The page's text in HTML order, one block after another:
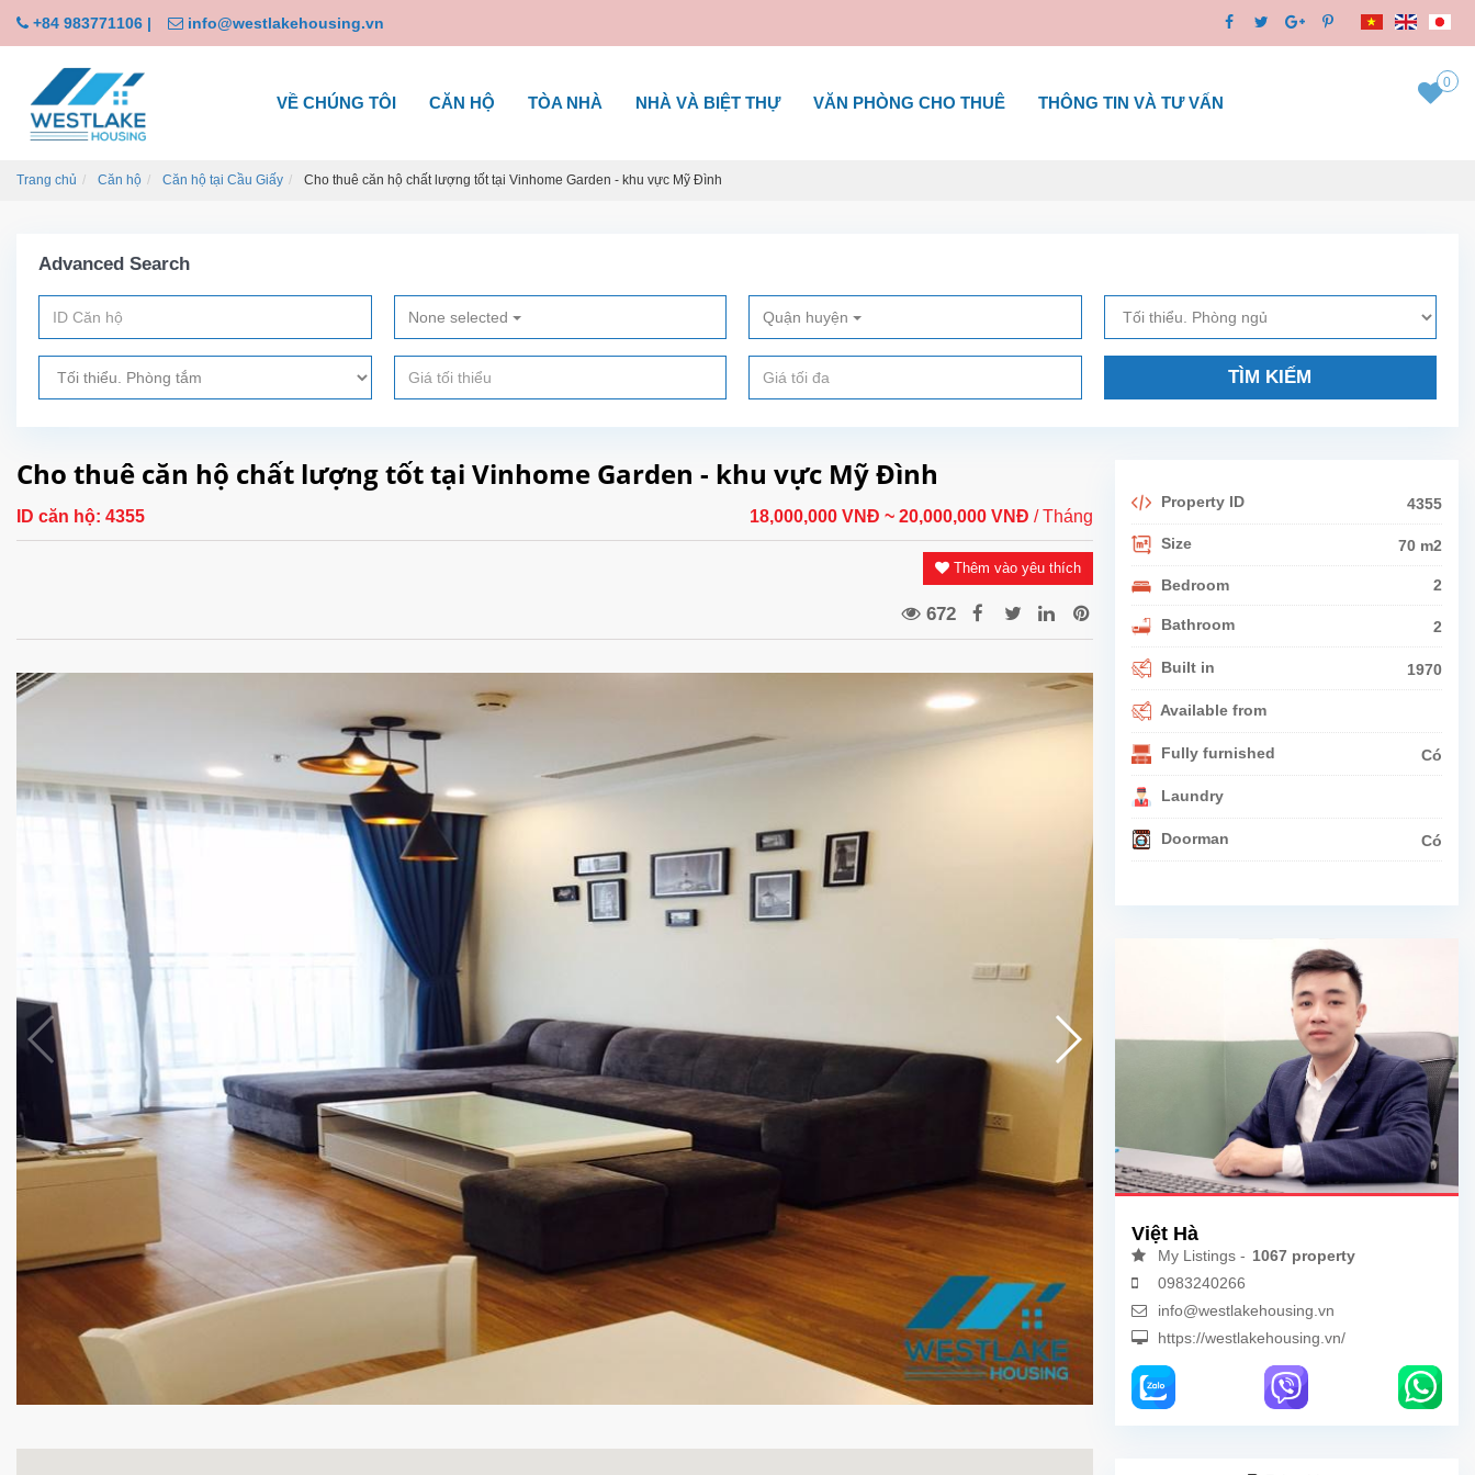
+84 983771106 | info@westlakehousing.vn
VỀ CHÚNG TÔI CĂN HỘ TÒA NHÀ NHÀ VÀ BIỆT THỰ VĂN PHÒNG CHO THUÊ THÔNG TIN VÀ TƯ VẤN
0
Trang chủ Căn hộ Căn hộ tại Cầu Giấy Cho thuê căn hộ chất lượng tốt tại Vinhome Garden - khu vực Mỹ Đình
Advanced Search
None selected Quận huyện
TÌM KIẾM
Cho thuê căn hộ chất lượng tốt tại Vinhome Garden - khu vực Mỹ Đình
ID căn hộ: 4355 18,000,000 VNĐ ~ 20,000,000 VNĐ / Tháng
Thêm vào yêu thích
672
Property ID 4355
Size 70 m2
Bedroom 2
Bathroom 2
Built in 1970
Available from
Fully furnished Có
Laundry
Doorman Có
Việt Hà
My Listings - 1067 property
0983240266
info@westlakehousing.vn
https://westlakehousing.vn/